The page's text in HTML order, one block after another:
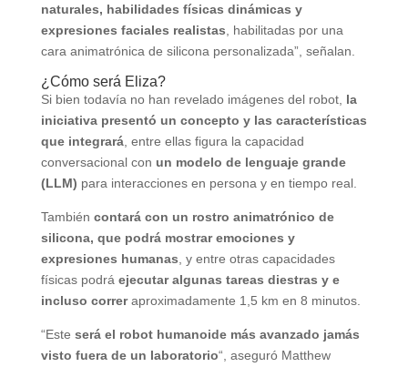
naturales, habilidades físicas dinámicas y
expresiones faciales realistas , habilitadas por una
cara animatrónica de silicona personalizada”, señalan.
¿Cómo será Eliza?
Si bien todavía no han revelado imágenes del robot, la
iniciativa presentó un concepto y las características
que integrará, entre ellas figura la capacidad
conversacional con un modelo de lenguaje grande
(LLM) para interacciones en persona y en tiempo real.
También contará con un rostro animatrónico de
silicona, que podrá mostrar emociones y
expresiones humanas , y entre otras capacidades
físicas podrá ejecutar algunas tareas diestras y e
incluso correraproximadamente 1,5 km en 8 minutos.
“Este será el robot humanoide más avanzado jamás
visto fuera de un laboratorio“, aseguró Matthew